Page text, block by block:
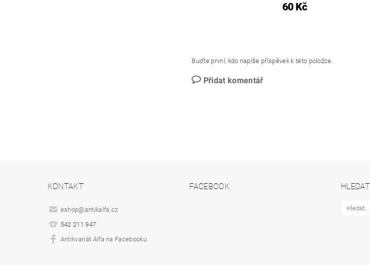
60 Kč
Buďte první, kdo napíše příspěvek k této položce.
Přidat komentář
KONTAKT
eshop@antikalfa.cz
542 211 947
Antikvariát Alfa na Facebooku
FACEBOOK HLEDAT